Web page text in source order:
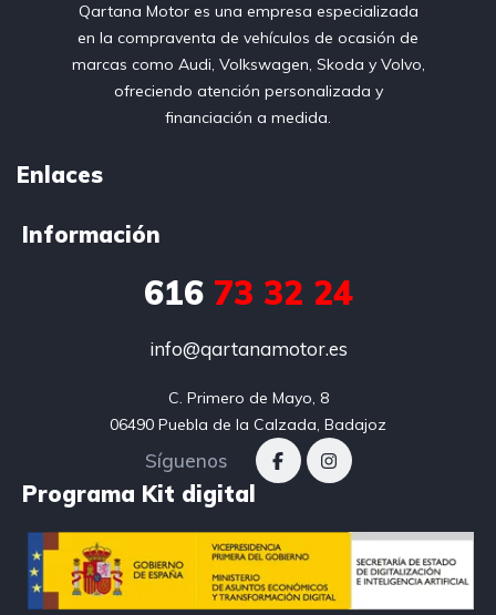
Qartana Motor es una empresa especializada
en la compraventa de vehículos de ocasión de
marcas como Audi, Volkswagen, Skoda y Volvo,
ofreciendo atención personalizada y
financiación a medida.
Enlaces
Información
61673 32 24
info@qartanamotor.es
C. Primero de Mayo, 8
06490 Puebla de la Calzada, Badajoz
Síguenos
Programa Kit digital